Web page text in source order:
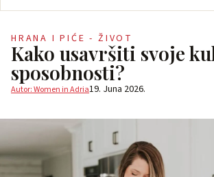
HRANA I PIĆE - ŽIVOT
Kako usavršiti svoje
sposobnosti?
Autor: Women in Adria19. Juna 2026.